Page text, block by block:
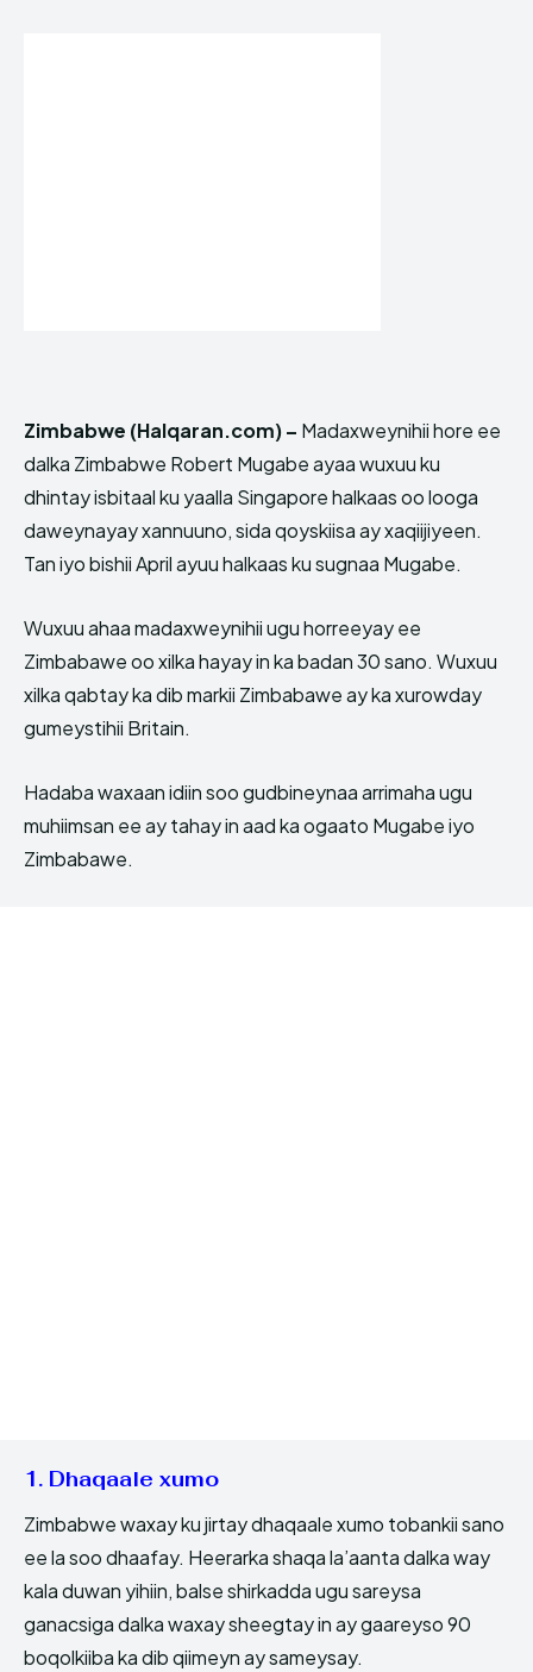
Zimbabwe (Halqaran.com) – Madaxweynihii hore ee
dalka Zimbabwe Robert Mugabe ayaa wuxuu ku
dhintay isbitaal ku yaalla Singapore halkaas oo looga
daweynayay xannuuno, sida qoyskiisa ay xaqiijiyeen.
Tan iyo bishii April ayuu halkaas ku sugnaa Mugabe.
Wuxuu ahaa madaxweynihii ugu horreeyay ee
Zimbabawe oo xilka hayay in ka badan 30 sano. Wuxuu
xilka qabtay ka dib markii Zimbabawe ay ka xurowday
gumeystihii Britain.
Hadaba waxaan idiin soo gudbineynaa arrimaha ugu
muhiimsan ee ay tahay in aad ka ogaato Mugabe iyo
Zimbabawe.
1. Dhaqaale xumo
Zimbabwe waxay ku jirtay dhaqaale xumo tobankii sano
ee la soo dhaafay. Heerarka shaqa la’aanta dalka way
kala duwan yihiin, balse shirkadda ugu sareysa
ganacsiga dalka waxay sheegtay in ay gaareyso 90
boqolkiiba ka dib qiimeyn ay sameysay.